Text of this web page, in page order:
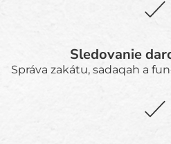
Sledovanie
Správa zakátu, sadaqah a